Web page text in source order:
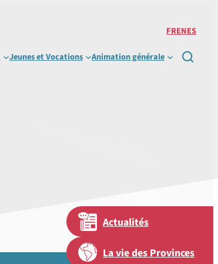
FRENES
Jeunes et Vocations Animation générale 
Actualités
La vie des Provinces